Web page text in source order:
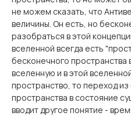
не можем сказать, что
величины. Он есть, но
разобраться в этой
вселенной всегда есть
бесконечного пространства
вселенную и в этой
пространство, то переход из
пространства в состояние
вводит другое понятие -